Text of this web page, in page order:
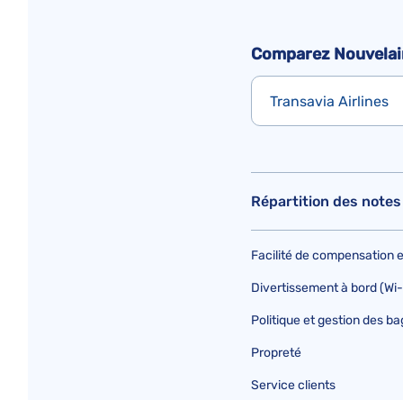
Comparez
Transavia Airlines
Répartition des
Facilité de compensation
Divertissement à bord (Wi-
Politique et gestion des
Propreté
Service clients